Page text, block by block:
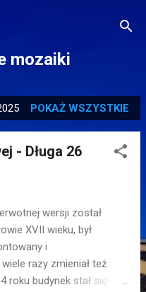
mozaiki
POKAŻ WSZYSTKIE
- Długa 26
wersji został
XVII wieku, był
i
razy zmieniał też
roku budynek stał się